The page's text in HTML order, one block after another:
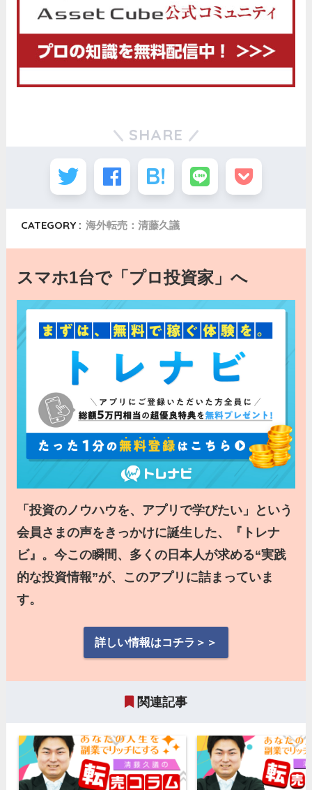
SHARE
CATEGORY : 海外転売：清藤久議
スマホ1台で「プロ投資家」へ
「投資のノウハウを、アプリで学びたい」という
会員さまの声をきっかけに誕生した、『トレナ
ビ』。今この瞬間、多くの日本人が求める“実践
的な投資情報”が、このアプリに詰まっていま
す。
詳しい情報はコチラ＞＞
関連記事